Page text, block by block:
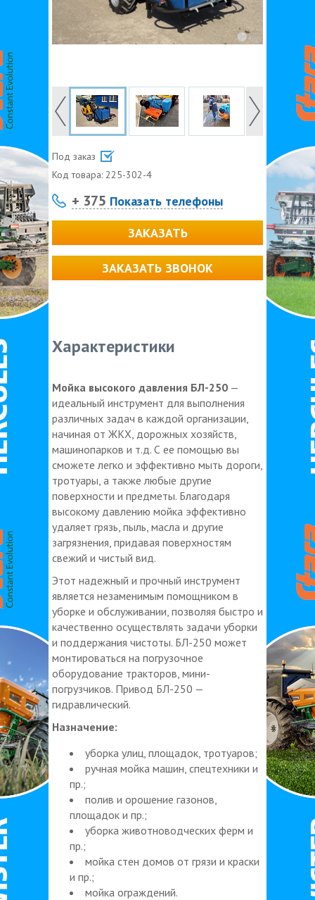
Под заказ
Код товара: 225-302-4
+ 375 Показать телефоны
ЗАКАЗАТЬ
ЗАКАЗАТЬ ЗВОНОК
Характеристики
Мойка высокого давления БЛ-250 —
идеальный инструмент для выполнения
различных задач в каждой организации,
начиная от ЖКХ, дорожных хозяйств,
машинопарков и т.д. С ее помощью вы
сможете легко и эффективно мыть дороги,
тротуары, а также любые другие
поверхности и предметы. Благодаря
высокому давлению мойка эффективно
удаляет грязь, пыль, масла и другие
загрязнения, придавая поверхностям
свежий и чистый вид.
Этот надежный и прочный инструмент
является незаменимым помощником в
уборке и обслуживании, позволяя быстро и
качественно осуществлять задачи уборки
и поддержания чистоты. БЛ-250 может
монтироваться на погрузочное
оборудование тракторов, мини-
погрузчиков. Привод БЛ-250 —
гидравлический.
Назначение:
уборка улиц, площадок, тротуаров;
ручная мойка машин, спецтехники и
пр.;
полив и орошение газонов,
площадок и пр.;
уборка животноводческих ферм и
пр.;
мойка стен домов от грязи и краски
и пр.;
мойка ограждений.